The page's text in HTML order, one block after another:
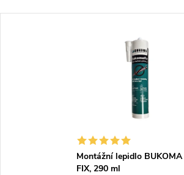
Montážní lepidlo BUKOMA
FIX, 290 ml